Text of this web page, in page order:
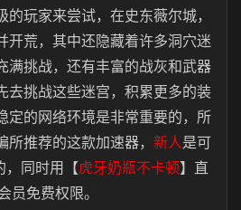
的玩家来尝试，在史东薇尔城，
开荒，其中还隐藏着许多洞穴迷
满挑战，还有丰富的战灰和武器
去挑战这些迷宫，积累更多的装
定的网络环境是非常重要的，所
推荐的这款加速器， 新人是可
，同时用【虎牙奶瓶不卡顿】直
员免费权限。